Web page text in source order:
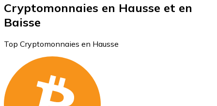
Cryptomonnaies en Hausse et en
Baisse
Top Cryptomonnaies en Hausse